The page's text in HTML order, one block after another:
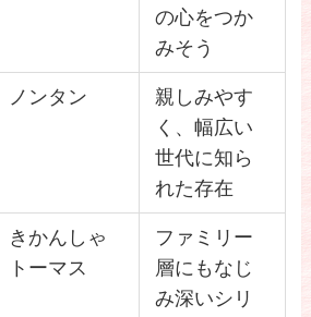
の心をつか
みそう
ノンタン
親しみやす
く、幅広い
世代に知ら
れた存在
きかんしゃ
トーマス
ファミリー
層にもなじ
み深いシリ